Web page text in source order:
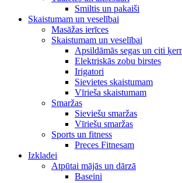
Smiltis un pakaiši
Skaistumam un veselībai
Masāžas ierīces
Skaistumam un veselībai
Apsildāmās segas un citi
Elektriskās zobu birstes
Irigatori
Sievietes skaistumam
Vīrieša skaistumam
Smaržas
Sieviešu smaržas
Vīriešu smaržas
Sports un fitness
Preces Fitnesam
Izkladei
Atpūtai mājās un dārzā
Baseini